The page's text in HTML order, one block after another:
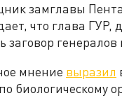
замглавы
что глава ГУР,
заговор
мнение выразил
биологическому